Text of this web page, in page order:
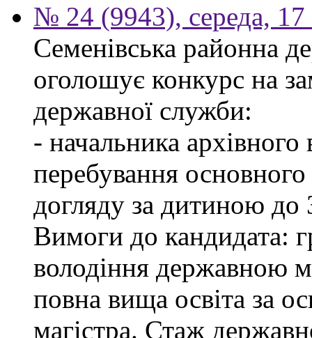
№ 24 (9943), середа, 17
Семенівська районна
оголошує конкурс на
державної служби:
- начальника
перебування
догляду за дитиною до
Вимоги до кандидата:
володіння державною
повна вища освіта за
магістра. Стаж